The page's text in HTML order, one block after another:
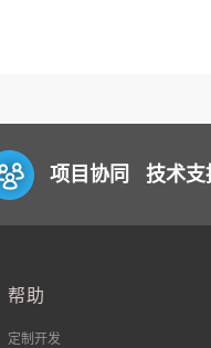
项目协同 技术支
帮助
定制开发